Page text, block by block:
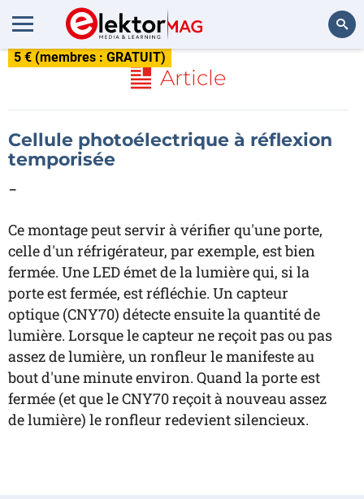
5 € (membres : GRATUIT)
Article
Cellule photoélectrique à réflexion
temporisée
-
Ce montage peut servir à vérifier qu'une porte,
celle d'un réfrigérateur, par exemple, est bien
fermée. Une LED émet de la lumière qui, si la
porte est fermée, est réfléchie. Un capteur
optique (CNY70) détecte ensuite la quantité de
lumière. Lorsque le capteur ne reçoit pas ou pas
assez de lumière, un ronfleur le manifeste au
bout d'une minute environ. Quand la porte est
fermée (et que le CNY70 reçoit à nouveau assez
de lumière) le ronfleur redevient silencieux.